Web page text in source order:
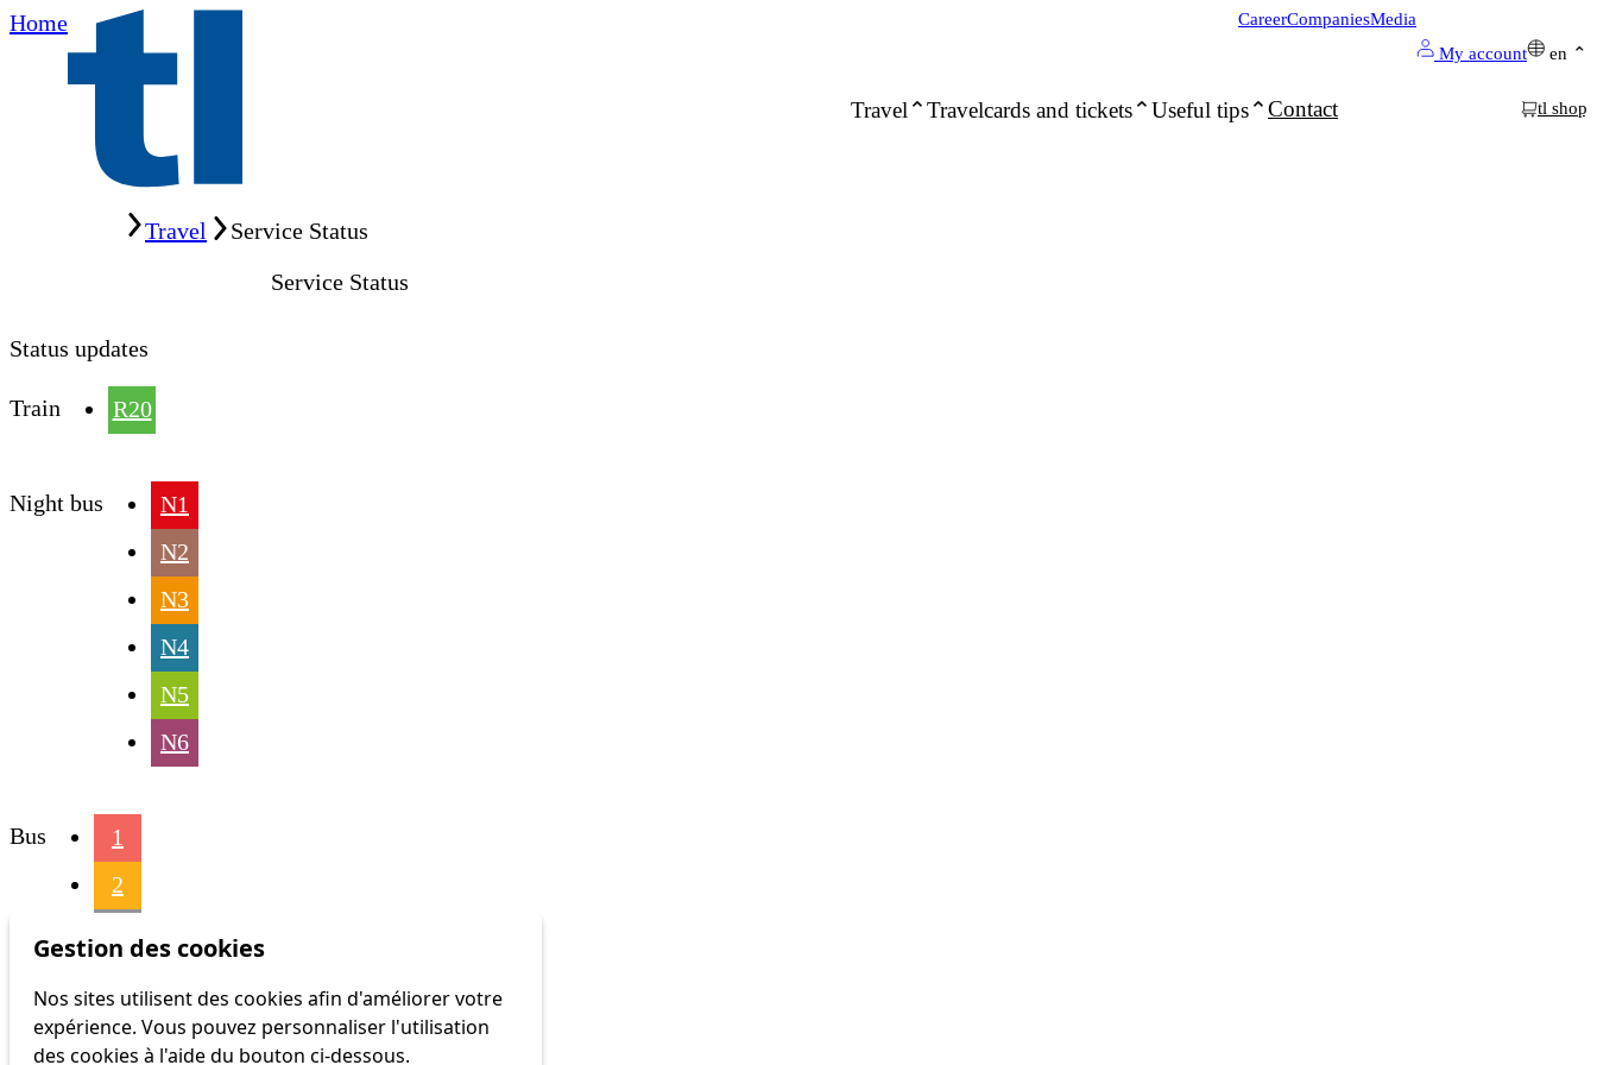
Gestion des cookies
Nos sites utilisent des cookies afin d'améliorer votre
expérience. Vous pouvez personnaliser l'utilisation
des cookies à l'aide du bouton ci-dessous.
Home
Travel Travelcards and tickets Useful tips Contact
CareerCompaniesMedia
My account
en
tl shop
Travel
Service Status
Service Status
Status updates
Train R20
Night bus
N1
N2
N3
N4
N5
N6
Bus
1
2
6